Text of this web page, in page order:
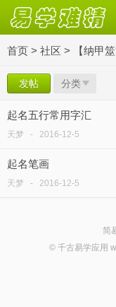
首页 > 社区 > 【纳甲
发帖 分类
起名五行常用字汇
天梦 - 2016-12-5
起名笔画
天梦 - 2016-12-5
简
© 千古易学应用